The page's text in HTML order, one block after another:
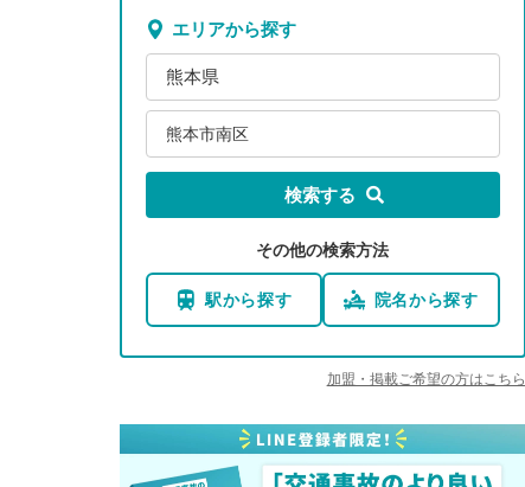
エリアから探す
熊本県
熊本市南区
検索する
その他の検索方法
駅から探す 院名から探す
加盟・掲載ご希望の方はこちら